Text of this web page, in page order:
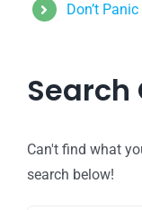
Don’t Panic
Search
Can't find what
search below!